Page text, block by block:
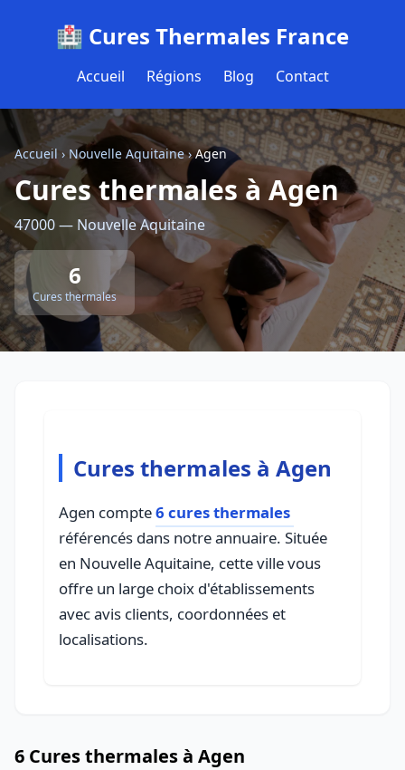
🏥 Cures Thermales France
Accueil Régions Blog Contact
Accueil› Nouvelle Aquitaine›Agen
Cures thermales à Agen
47000 — Nouvelle Aquitaine
6
Cures thermales
Cures thermales à Agen
Agen compte6 cures thermales
référencés dans notre annuaire. Située
en Nouvelle Aquitaine, cette ville vous
offre un large choix d'établissements
avec avis clients, coordonnées et
localisations.
6 Cures thermales à Agen